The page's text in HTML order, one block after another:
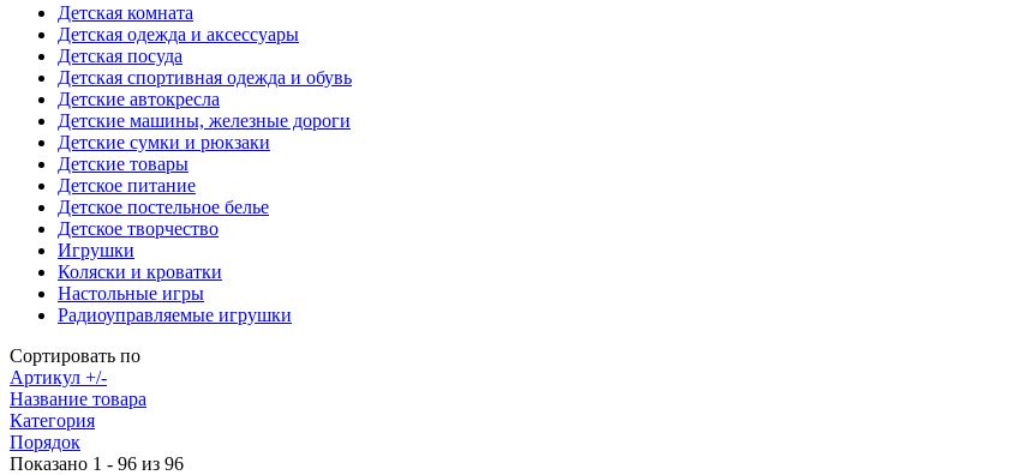
Детская комната
Детская одежда и аксессуары
Детская посуда
Детская спортивная одежда и обувь
Детские автокресла
Детские машины, железные дороги
Детские сумки и рюкзаки
Детские товары
Детское питание
Детское постельное белье
Детское творчество
Игрушки
Коляски и кроватки
Настольные игры
Радиоуправляемые игрушки
Сортировать по
Артикул +/-
Название товара
Категория
Порядок
Показано 1 - 96 из 96